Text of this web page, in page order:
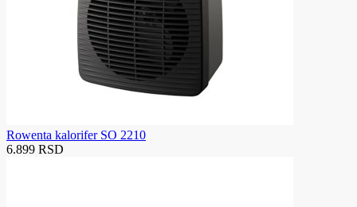
Rowenta kalorifer SO 2210
6.899 RSD